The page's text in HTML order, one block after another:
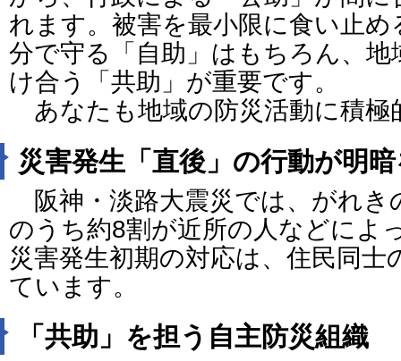
れます。被害を最小限に食い止
分で守る「自助」はもちろん、
け合う「共助」が重要です。
あなたも地域の防災活動に積極
災害発生「直後」の行動が明
阪神・淡路大震災では、がれき
のうち約8割が近所の人などによ
災害発生初期の対応は、住民同士
ています。
「共助」を担う自主防災組織